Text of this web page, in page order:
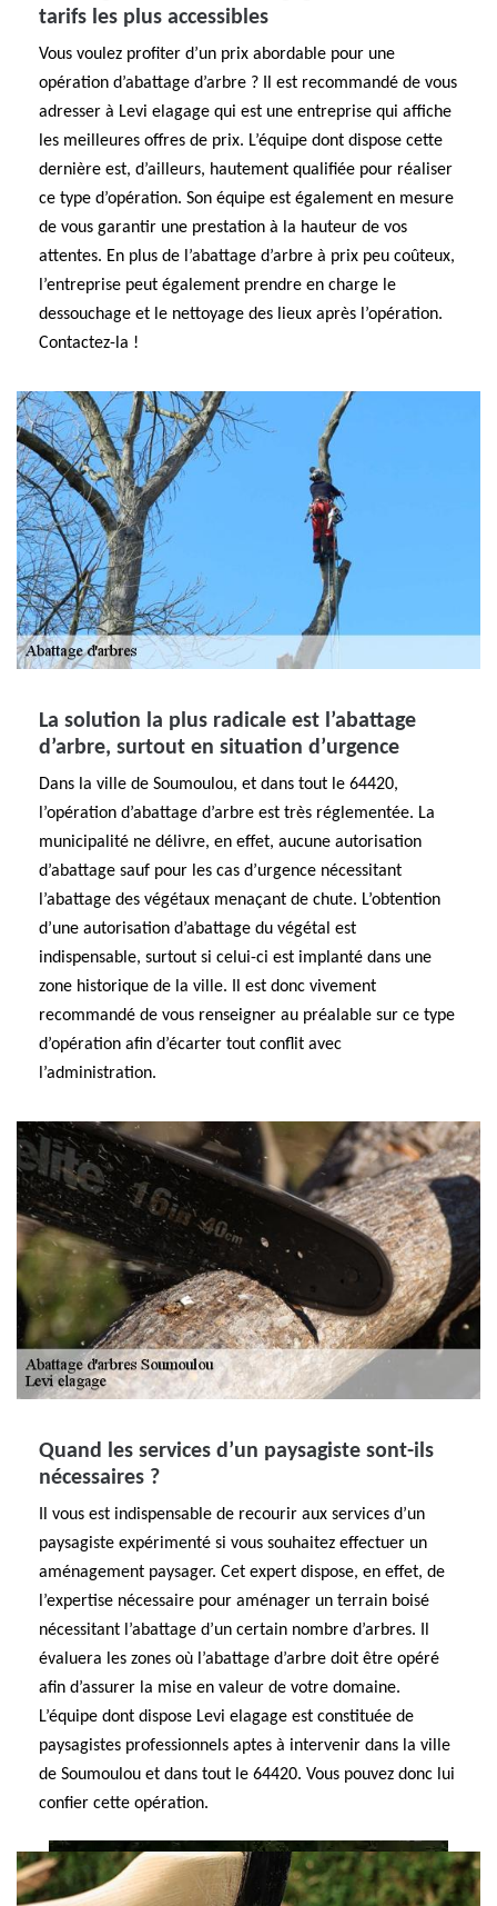
tarifs les plus accessibles
Vous voulez profiter d’un prix abordable pour une
opération d’abattage d’arbre ? Il est recommandé de vous
adresser à Levi elagage qui est une entreprise qui affiche
les meilleures offres de prix. L’équipe dont dispose cette
dernière est, d’ailleurs, hautement qualifiée pour réaliser
ce type d’opération. Son équipe est également en mesure
de vous garantir une prestation à la hauteur de vos
attentes. En plus de l’abattage d’arbre à prix peu coûteux,
l’entreprise peut également prendre en charge le
dessouchage et le nettoyage des lieux après l’opération.
Contactez-la !
La solution la plus radicale est l’abattage
d’arbre, surtout en situation d’urgence
Dans la ville de Soumoulou, et dans tout le 64420,
l’opération d’abattage d’arbre est très réglementée. La
municipalité ne délivre, en effet, aucune autorisation
d’abattage sauf pour les cas d’urgence nécessitant
l’abattage des végétaux menaçant de chute. L’obtention
d’une autorisation d’abattage du végétal est
indispensable, surtout si celui-ci est implanté dans une
zone historique de la ville. Il est donc vivement
recommandé de vous renseigner au préalable sur ce type
d’opération afin d’écarter tout conflit avec
l’administration.
Quand les services d’un paysagiste sont-ils
nécessaires ?
Il vous est indispensable de recourir aux services d’un
paysagiste expérimenté si vous souhaitez effectuer un
aménagement paysager. Cet expert dispose, en effet, de
l’expertise nécessaire pour aménager un terrain boisé
nécessitant l’abattage d’un certain nombre d’arbres. Il
évaluera les zones où l’abattage d’arbre doit être opéré
afin d’assurer la mise en valeur de votre domaine.
L’équipe dont dispose Levi elagage est constituée de
paysagistes professionnels aptes à intervenir dans la ville
de Soumoulou et dans tout le 64420. Vous pouvez donc lui
confier cette opération.